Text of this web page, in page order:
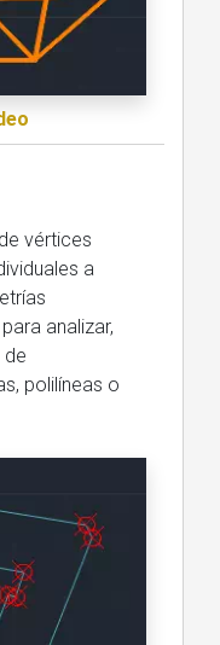
vértices
a
analizar,
de
polilíneas o